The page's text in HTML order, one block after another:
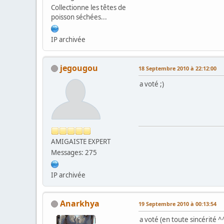
Collectionne les têtes de
poisson séchées...
IP archivée
jegougou
AMIGAISTE EXPERT
Messages: 275
IP archivée
18 Septembre 2010 à 22:12:00
a voté ;)
Anarkhya 19 Septembre 2010 à 00:13:54
a voté (en toute sincérité